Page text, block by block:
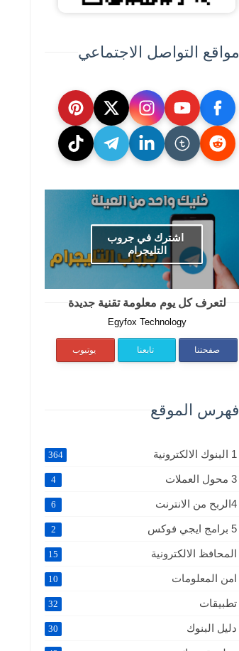
مواقع التواصل الاجتماعي
اشترك في جروب
التليجرام
لتعرف كل يوم معلومة تقنية جديدة
Egyfox Technology
صفحتنا تابعنا يوتيوب
فهرس الموقع
1 البنوك الالكترونية 364
3 محول العملات 4
4الربح من الانترنت 6
5 برامج ايجي فوكس 2
المحافظ الالكترونية 15
امن المعلومات 10
تطبيقات 32
دليل البنوك 30